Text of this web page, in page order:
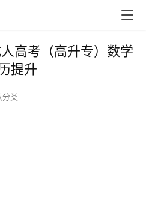
高考（高升专）数学
提升
分类